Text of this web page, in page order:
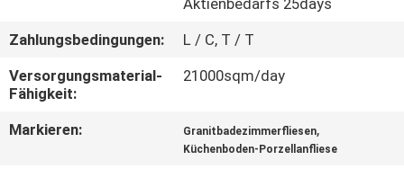
BITTE UM
EIN
ANGEBOT
Aktienbedarfs 25days
Zahlungsbedingungen:
L / C, T / T
Versorgungsmaterial-
Fähigkeit:
21000sqm/day
Markieren: Granitbadezimmerfliesen,
Küchenboden-Porzellanfliese